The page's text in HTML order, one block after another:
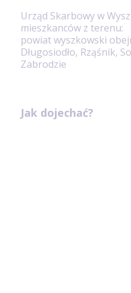
Urząd Skarbowy w
mieszkanców z terenu:
powiat wyszkowski
Długosiodło, Rząśnik,
Zabrodzie
Jak dojechać?